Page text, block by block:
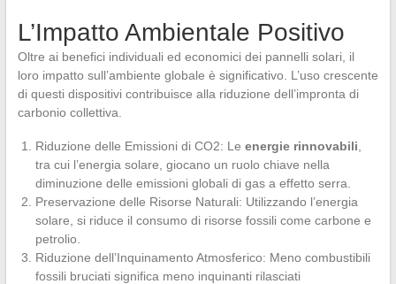
L’Impatto Ambientale Positivo
Oltre ai benefici individuali ed economici dei pannelli solari, il
loro impatto sull’ambiente globale è significativo. L’uso crescente
di questi dispositivi contribuisce alla riduzione dell’impronta di
carbonio collettiva.
Riduzione delle Emissioni di CO2: Le energie rinnovabili
tra cui l’energia solare, giocano un ruolo chiave nella
diminuzione delle emissioni globali di gas a effetto serra.
Preservazione delle Risorse Naturali: Utilizzando l’energia
solare, si riduce il consumo di risorse fossili come carbone e
petrolio.
Riduzione dell’Inquinamento Atmosferico: Meno combustibili
fossili bruciati significa meno inquinanti rilasciati